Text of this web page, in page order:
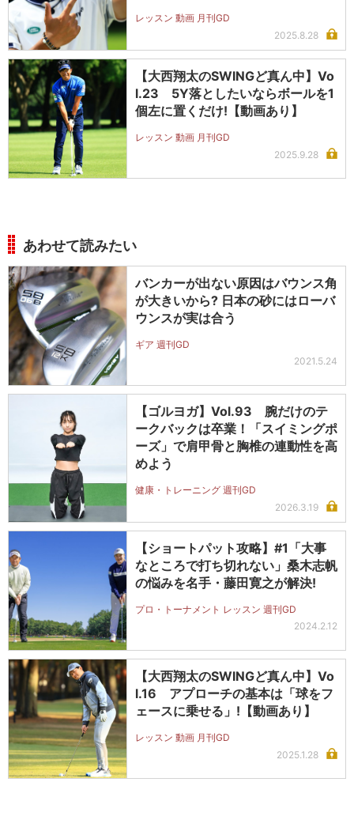
レッスン 動画 月刊GD
2025.8.28
【大西翔太のSWINGど真ん中】Vo
l.23 5Y落としたいならボールを1
個左に置くだけ!【動画あり】
レッスン 動画 月刊GD
2025.9.28
あわせて読みたい
バンカーが出ない原因はバウンス角
が大きいから? 日本の砂にはローバ
ウンスが実は合う
ギア 週刊GD
2021.5.24
【ゴルヨガ】Vol.93 腕だけのテ
ークバックは卒業！「スイミングポ
ーズ」で肩甲骨と胸椎の連動性を高
めよう
健康・トレーニング 週刊GD
2026.3.19
【ショートパット攻略】#1「大事
なところで打ち切れない」桑木志帆
の悩みを名手・藤田寛之が解決!
プロ・トーナメント レッスン 週刊GD
2024.2.12
【大西翔太のSWINGど真ん中】Vo
l.16 アプローチの基本は「球をフ
ェースに乗せる」!【動画あり】
レッスン 動画 月刊GD
2025.1.28